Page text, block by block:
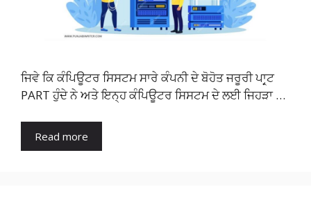
ਜਿਵੇ ਕਿ ਕੰਪਿਊਟਰ ਸਿਸਟਮ ਸਾਰੇ ਕੰਪਨੀ ਦੇ ਬੋਹੋਤ ਜਰੂਰੀ ਪਾਰ੍ਟ
PART ਹੁੰਦੇ ਨੇ ਅਤੇ ਇਨ੍ਹ ਕੰਪਿਊਟਰ ਸਿਸਟਮ ਦੇ ਲਈ ਜਿਹੜਾ …
Read more